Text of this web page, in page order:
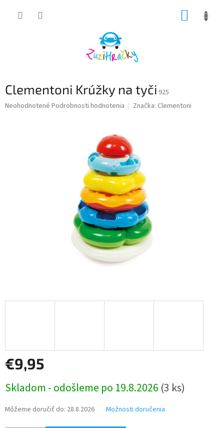
Clementoni Krúžky na tyči 925
Priemerné
Neohodnotené Podrobnosti hodnotenia Značka: Clementoni
€9,95
cena:
Skladom - odošleme po 19.8.2026 (3 ks)
Môžeme doručiť do: 28.8.2026 Možnosti doručenia